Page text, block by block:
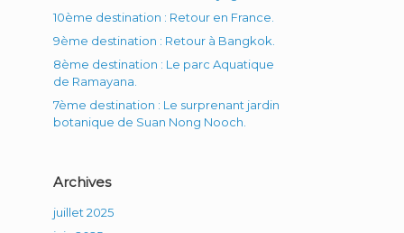
10ème destination : Retour en France.
9ème destination : Retour à Bangkok.
8ème destination : Le parc Aquatique
de Ramayana.
7ème destination : Le surprenant jardin
botanique de Suan Nong Nooch.
Archives
juillet 2025